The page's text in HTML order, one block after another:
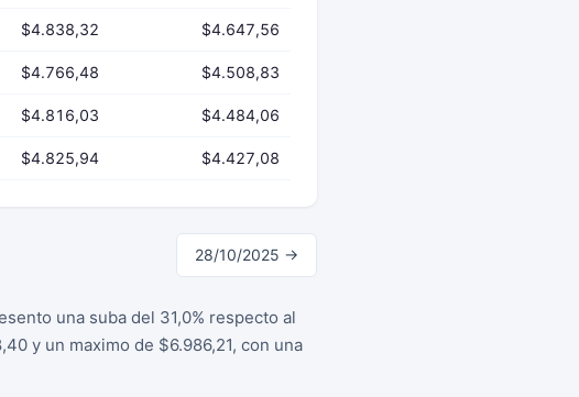
$4.838,32 $4.647,56
$4.766,48 $4.508,83
$4.816,03 $4.484,06
$4.825,94 $4.427,08
28/10/2025 →
una suba del 31,0% respecto al
y un maximo de $6.986,21, con una